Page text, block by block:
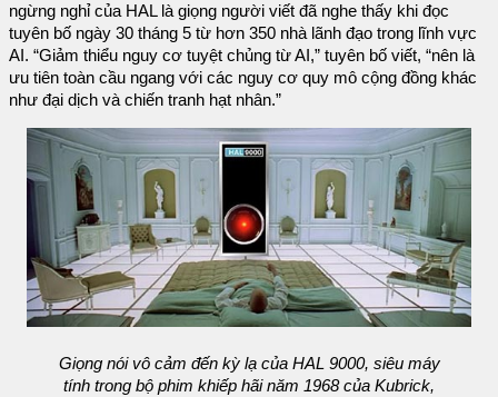
ngừng nghỉ của HAL là giọng người viết đã nghe thấy khi đọc
tuyên bố ngày 30 tháng 5 từ hơn 350 nhà lãnh đạo trong lĩnh vực
AI. “Giảm thiểu nguy cơ tuyệt chủng từ AI,” tuyên bố viết, “nên là
ưu tiên toàn cầu ngang với các nguy cơ quy mô cộng đồng khác
như đại dịch và chiến tranh hạt nhân.”
Giọng nói vô cảm đến kỳ lạ của HAL 9000, siêu máy
tính trong bộ phim khiếp hãi năm 1968 của Kubrick,